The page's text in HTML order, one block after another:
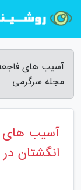
آسیب های
مجله سرگرمی
آسیب های
انگشتان